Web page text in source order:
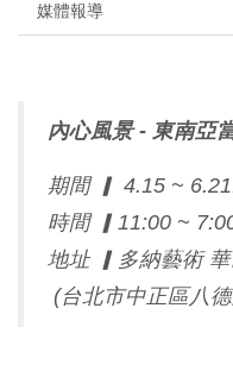
媒體報導
內心風景 - 東南亞
期間 ▎ 4.15 ~
時間 ▎11:00 ~
地址 ▎多納藝術
(台北市中正區八